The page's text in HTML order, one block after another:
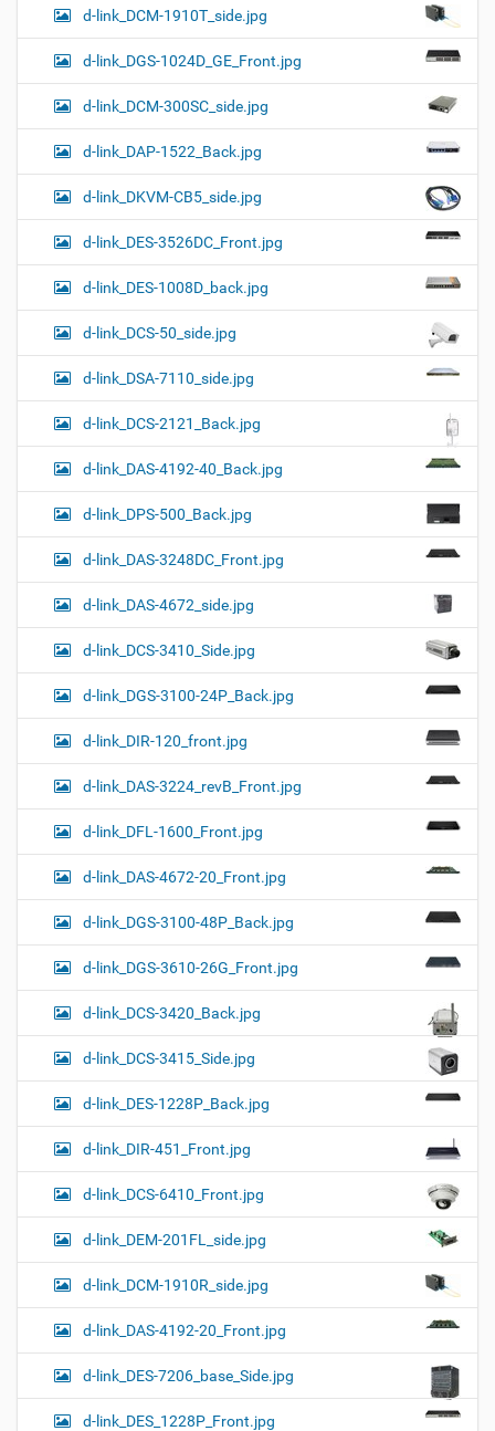
d-link_DCM-1910T_side.jpg
d-link_DGS-1024D_GE_Front.jpg
d-link_DCM-300SC_side.jpg
d-link_DAP-1522_Back.jpg
d-link_DKVM-CB5_side.jpg
d-link_DES-3526DC_Front.jpg
d-link_DES-1008D_back.jpg
d-link_DCS-50_side.jpg
d-link_DSA-7110_side.jpg
d-link_DCS-2121_Back.jpg
d-link_DAS-4192-40_Back.jpg
d-link_DPS-500_Back.jpg
d-link_DAS-3248DC_Front.jpg
d-link_DAS-4672_side.jpg
d-link_DCS-3410_Side.jpg
d-link_DGS-3100-24P_Back.jpg
d-link_DIR-120_front.jpg
d-link_DAS-3224_revB_Front.jpg
d-link_DFL-1600_Front.jpg
d-link_DAS-4672-20_Front.jpg
d-link_DGS-3100-48P_Back.jpg
d-link_DGS-3610-26G_Front.jpg
d-link_DCS-3420_Back.jpg
d-link_DCS-3415_Side.jpg
d-link_DES-1228P_Back.jpg
d-link_DIR-451_Front.jpg
d-link_DCS-6410_Front.jpg
d-link_DEM-201FL_side.jpg
d-link_DCM-1910R_side.jpg
d-link_DAS-4192-20_Front.jpg
d-link_DES-7206_base_Side.jpg
d-link_DES_1228P_Front.jpg